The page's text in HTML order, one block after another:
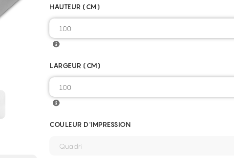
HAUTEUR (CM)
LARGEUR (CM)
COULEUR D'IMPRESSION